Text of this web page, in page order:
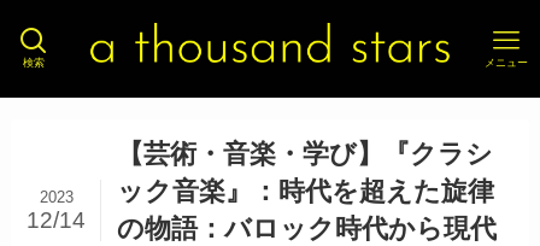
検索 メニュー
【芸術・音楽・学び】『クラシ
ック音楽』：時代を超えた旋律
の物語：バロック時代から現代
2023
12/14